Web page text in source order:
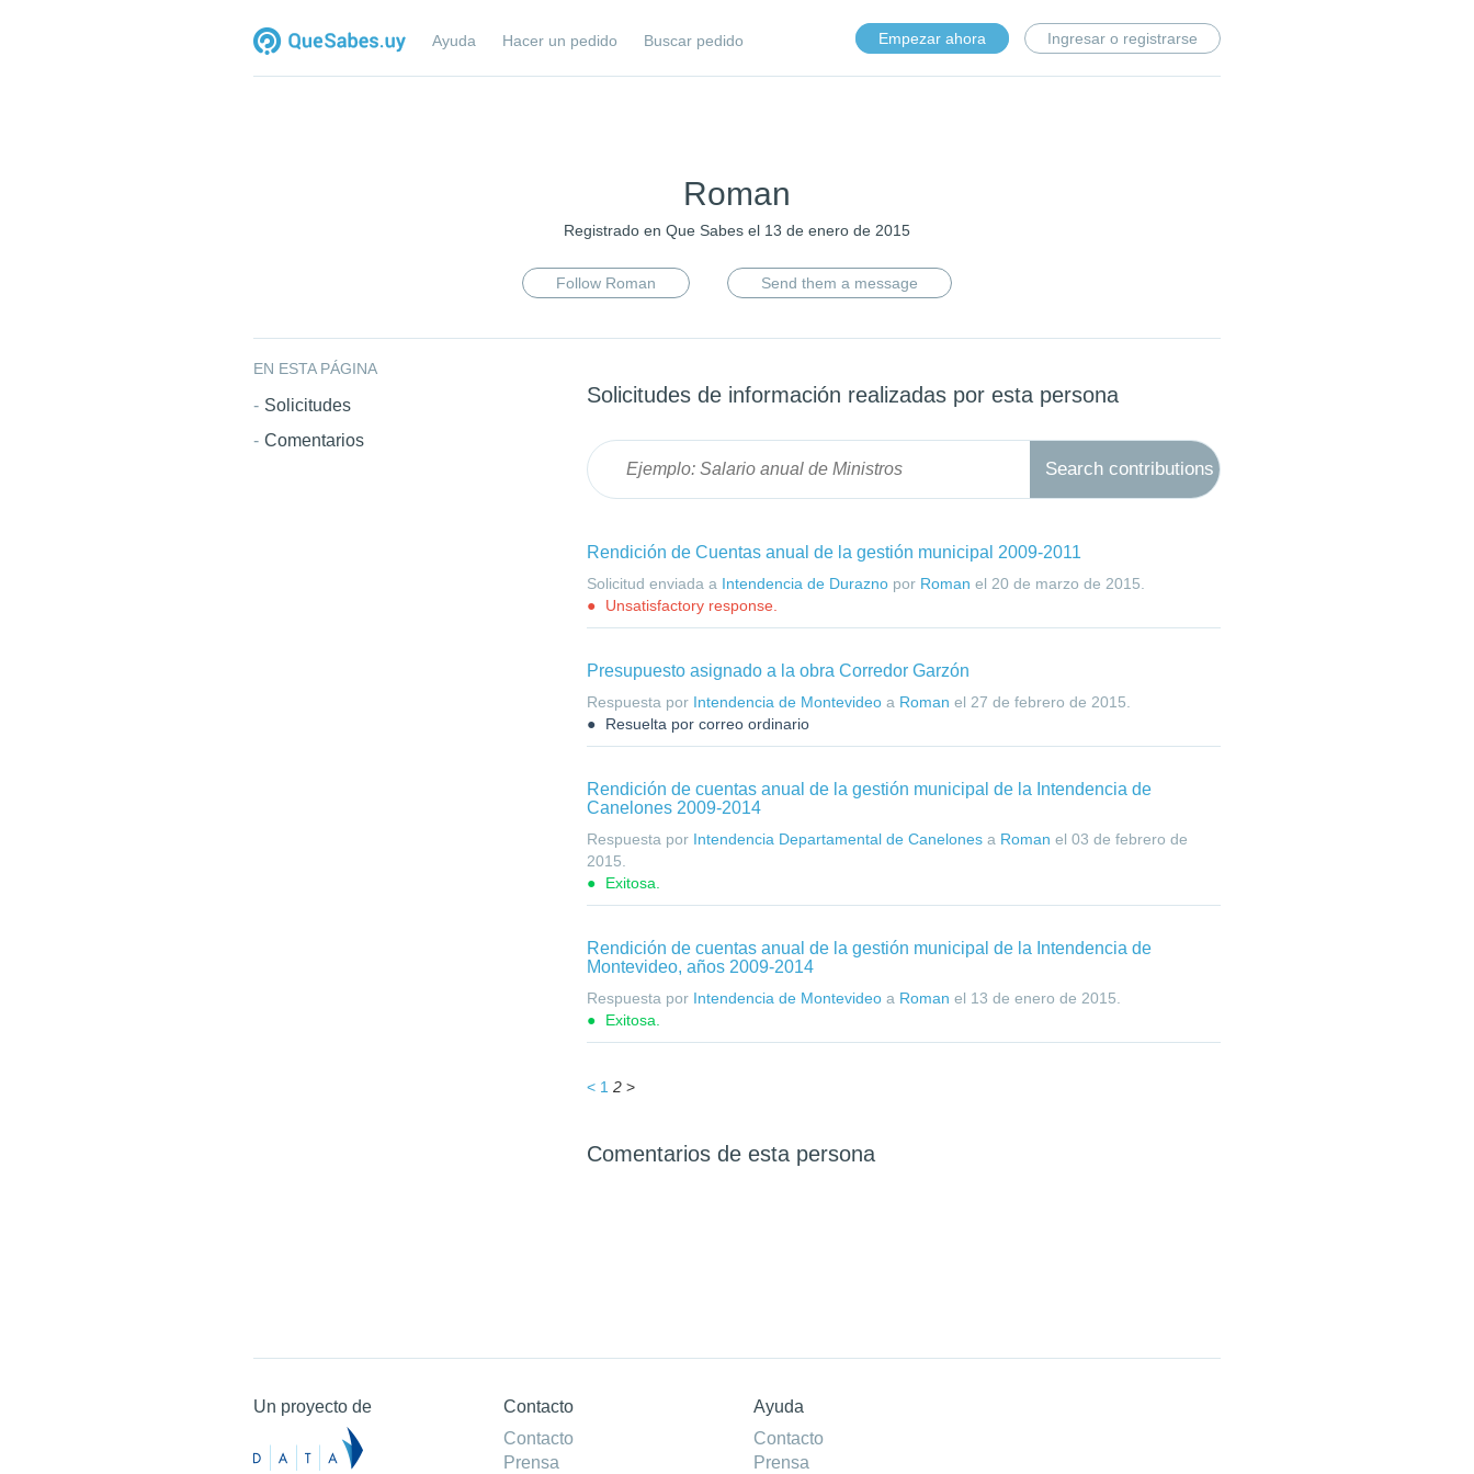
Ayuda Hacer un pedido Buscar pedido Empezar ahora Ingresar o registrarse
Roman
Registrado en Que Sabes el 13 de enero de 2015
Follow Roman Send them a message
EN ESTA PÁGINA
Solicitudes
Comentarios
Solicitudes de información realizadas por esta persona
Rendición de Cuentas anual de la gestión municipal 2009-2011
Solicitud enviada a Intendencia de Duraznopor Roman el 20 de marzo de 2015
Unsatisfactory response.
Presupuesto asignado a la obra Corredor Garzón
Respuesta por Intendencia de Montevideoa Roman el 27 de febrero de 2015
Resuelta por correo ordinario
Rendición de cuentas anual de la gestión municipal de la Intendencia de
Canelones 2009-2014
Respuesta por Intendencia Departamental de Canelonesa Roman el 03 de febrero de
2015
Exitosa.
Rendición de cuentas anual de la gestión municipal de la Intendencia de
Montevideo, años 2009-2014
Respuesta por Intendencia de Montevideoa Roman el 13 de enero de 2015
Exitosa.
1 2
Comentarios de esta persona
Un proyecto de
Contacto
Contacto
Prensa
Ayuda
Contacto
Prensa